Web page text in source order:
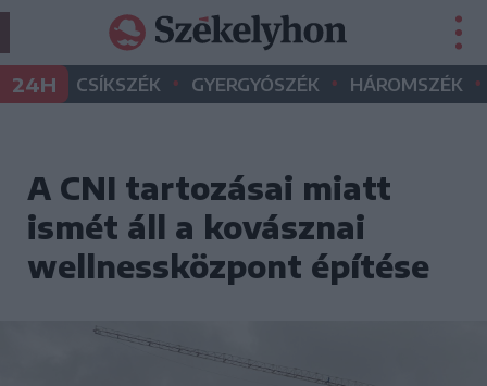
24H CSÍKSZÉK • GYERGYÓSZÉK • HÁROMSZÉK •
A CNI tartozásai miatt
ismét áll a kovásznai
wellnessközpont építése